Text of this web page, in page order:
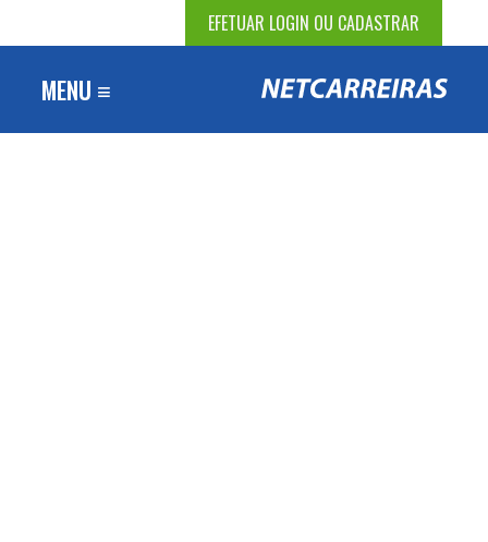
EFETUAR LOGIN OU CADASTRAR
MENU ≡